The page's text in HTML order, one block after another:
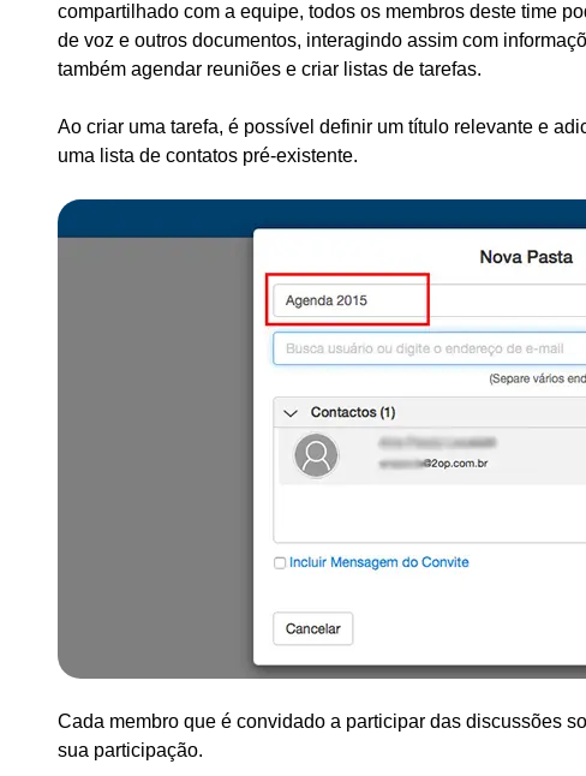
compartilhado com a equipe, todos os membros deste time
de voz e outros documentos, interagindo assim com
também agendar reuniões e criar listas de tarefas.
Ao criar uma tarefa, é possível definir um título relevante e
uma lista de contatos pré-existente.
Cada membro que é convidado a participar das discussões
sua participação.